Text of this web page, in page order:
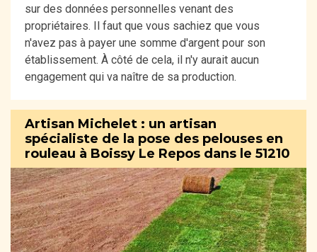
sur des données personnelles venant des
propriétaires. Il faut que vous sachiez que vous
n'avez pas à payer une somme d'argent pour son
établissement. À côté de cela, il n'y aurait aucun
engagement qui va naître de sa production.
Artisan Michelet : un artisan
spécialiste de la pose des pelouses en
rouleau à Boissy Le Repos dans le 51210